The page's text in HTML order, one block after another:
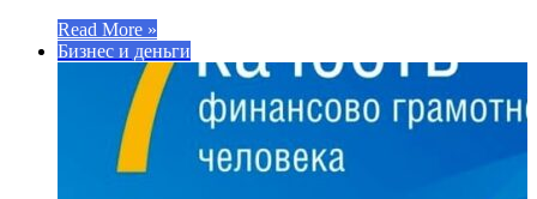
Read More »
Бизнес и деньги